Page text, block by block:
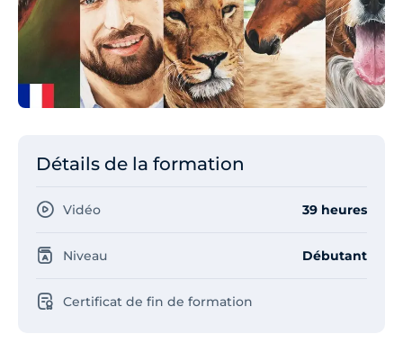
Détails de la formation
Vidéo 39 heures
Niveau Débutant
Certificat de fin de formation